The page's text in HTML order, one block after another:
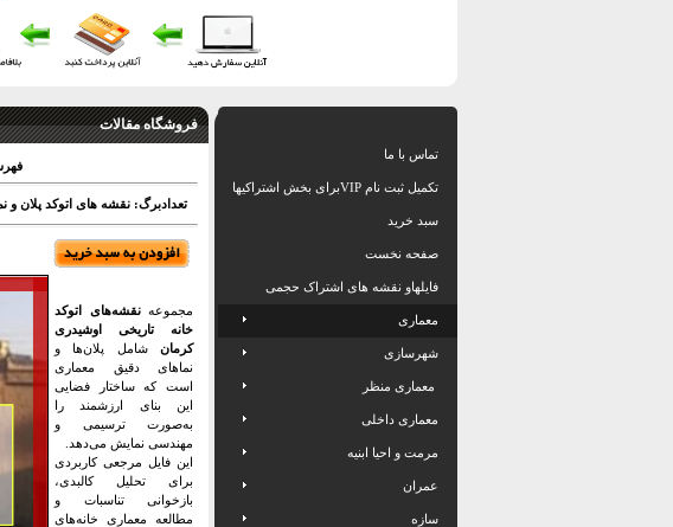
فروشگاه مقالات
تعدادبرگ: نقشه های اتوکد پلان و
مجموعهنقشه‌های اتوکد
خانه تاریخی اوشیدری
کرمان شامل پلان‌ها و
نماهای دقیق معماری
است که ساختار فضایی
این بنای ارزشمند را
به‌صورت ترسیمی و
مهندسی نمایش می‌دهد.
این فایل مرجعی کاربردی
برای تحلیل کالبدی،
بازخوانی تناسبات و
مطالعه معماری خانه‌های
تماس با ما
تکمیل ثبت نام VIPبرای بخش اشتراکیها
سبد خرید
صفحه نخست
فایلهاو نقشه های اشتراک حجمی
معماری
شهرسازی
معماری منظر
معماری داخلی
مرمت و احیا ابنیه
عمران
سازه